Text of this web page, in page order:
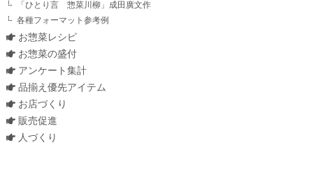
「ひとり言 惣菜川柳」成田廣文作
各種フォーマット参考例
お惣菜レシピ
お惣菜の盛付
アンケート集計
品揃え優先アイテム
お店づくり
販売促進
人づくり